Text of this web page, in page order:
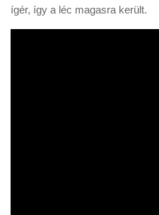
ígér, így a léc magasra került.